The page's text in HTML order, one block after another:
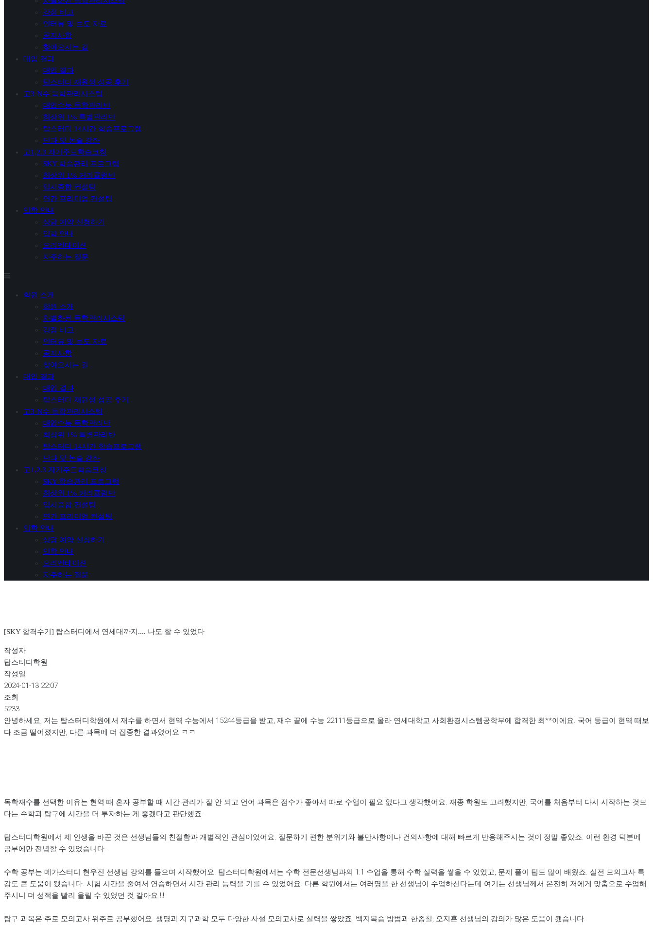
강점 비교
인터뷰 및 보도 자료
공지사항
찾아오시는 길
대입 결과
대입 결과
탑스터디 재원생 성공 후기
고3·N수 독학관리시스템
대입수능 독학관리반
최상위 1% 특별관리반
탑스터디 14시간 학습프로그램
단과 및 논술 강좌
고1,2.3 자기주도학습코칭
SKY 학습관리 프로그램
최상위 1% 커리큘럼반
입시종합 컨설팅
연간 프리미엄 컨설팅
입학 안내
상담 예약 신청하기
입학 안내
오리엔테이션
자주하는 질문
학원 소개
학원 소개
차별화된 독학관리시스템
강점 비교
인터뷰 및 보도 자료
공지사항
찾아오시는 길
대입 결과
대입 결과
탑스터디 재원생 성공 후기
고3·N수 독학관리시스템
대입수능 독학관리반
최상위 1% 특별관리반
탑스터디 14시간 학습프로그램
단과 및 논술 강좌
고1,2.3 자기주도학습코칭
SKY 학습관리 프로그램
최상위 1% 커리큘럼반
입시종합 컨설팅
연간 프리미엄 컨설팅
입학 안내
상담 예약 신청하기
입학 안내
오리엔테이션
자주하는 질문
[SKY 합격수기] 탑스터디에서 연세대까지.... 나도 할 수 있었다
작성자
탑스터디학원
작성일
2024-01-13 22:07
조회
5233
안녕하세요, 저는 탑스터디학원에서 재수를 하면서 현역 수능에서 15244등급을 받고, 재수 끝에 수능 22111등급으로 올라 연세대학교 사회환경시스템공학부에 합격한 최**이에요. 국어 등급이 현역 때보
다 조금 떨어졌지만, 다른 과목에 더 집중한 결과였어요 ㅋㅋ
독학재수를 선택한 이유는 현역 때 혼자 공부할 때 시간 관리가 잘 안 되고 언어 과목은 점수가 좋아서 따로 수업이 필요 없다고 생각했어요. 재종 학원도 고려했지만, 국어를 처음부터 다시 시작하는 것보
다는 수학과 탐구에 시간을 더 투자하는 게 좋겠다고 판단했죠.
탑스터디학원에서 제 인생을 바꾼 것은 선생님들의 친절함과 개별적인 관심이었어요. 질문하기 편한 분위기와 불만사항이나 건의사항에 대해 빠르게 반응해주시는 것이 정말 좋았죠. 이런 환경 덕분에
공부에만 전념할 수 있었습니다.
수학 공부는 메가스터디 현우진 선생님 강의를 들으며 시작했어요. 탑스터디학원에서는 수학 전문선생님과의 1:1 수업을 통해 수학 실력을 쌓을 수 있었고, 문제 풀이 팁도 많이 배웠죠. 실전 모의고사 특
강도 큰 도움이 됐습니다. 시험 시간을 줄여서 연습하면서 시간 관리 능력을 기를 수 있었어요. 다른 학원에서는 여러명을 한 선생님이 수업하신다는데 여기는 선생님께서 온전히 저에게 맞춤으로 수업해
주시니 더 성적을 빨리 올릴 수 있었던 것 같아요 !!!
탐구 과목은 주로 모의고사 위주로 공부했어요. 생명과 지구과학 모두 다양한 사설 모의고사로 실력을 쌓았죠. 백지복습 방법과 한종철, 오지훈 선생님의 강의가 많은 도움이 됐습니다.